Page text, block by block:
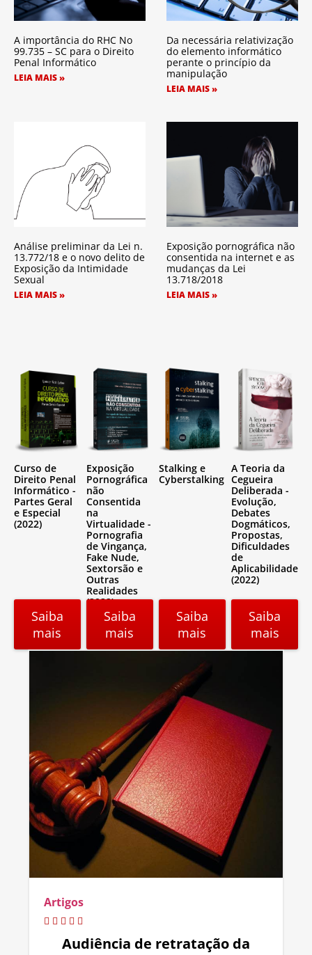
A importância do RHC No
99.735 – SC para o Direito
Penal Informático
LEIA MAIS »
Da necessária relativização
do elemento informático
perante o princípio da
manipulação
LEIA MAIS »
Análise preliminar da Lei n.
13.772/18 e o novo delito de
Exposição da Intimidade
Sexual
LEIA MAIS »
Exposição pornográfica não
consentida na internet e as
mudanças da Lei
13.718/2018
LEIA MAIS »
Curso de
Direito Penal
Informático -
Partes Geral
e Especial
(2022)
Saiba
mais
Exposição
Pornográfica
não
Consentida
na
Virtualidade -
Pornografia
de Vingança,
Fake Nude,
Sextorsão e
Outras
Realidades
(2022)
Saiba
mais
Stalking e
Cyberstalking
Saiba
mais
A Teoria da
Cegueira
Deliberada -
Evolução,
Debates
Dogmáticos,
Propostas,
Dificuldades
de
Aplicabilidade
(2022)
Saiba
mais
Artigos
Audiência de retratação da